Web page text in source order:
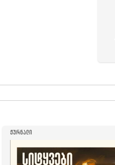
ᲟᲣᲠᲜᲐᲚᲘ